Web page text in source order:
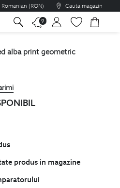
Romanian (RON) Cauta magazin
9
alba print geometric
produs in magazine